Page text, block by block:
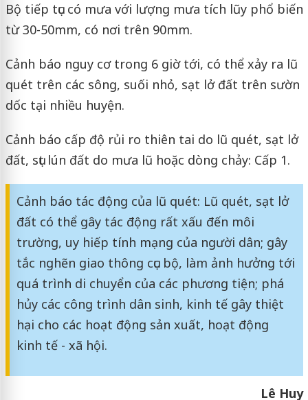
Bộ tiếp tục có mưa với lượng mưa tích lũy phổ biến
từ 30-50mm, có nơi trên 90mm.
Cảnh báo nguy cơ trong 6 giờ tới, có thể xảy ra lũ
quét trên các sông, suối nhỏ, sạt lở đất trên sườn
dốc tại nhiều huyện.
Cảnh báo cấp độ rủi ro thiên tai do lũ quét, sạt lở
đất, sụt lún đất do mưa lũ hoặc dòng chảy: Cấp 1.
Cảnh báo tác động của lũ quét: Lũ quét, sạt lở
đất có thể gây tác động rất xấu đến môi
trường, uy hiếp tính mạng của người dân; gây
tắc nghẽn giao thông cục bộ, làm ảnh hưởng tới
quá trình di chuyển của các phương tiện; phá
hủy các công trình dân sinh, kinh tế gây thiệt
hại cho các hoạt động sản xuất, hoạt động
kinh tế - xã hội.
Lê Huy